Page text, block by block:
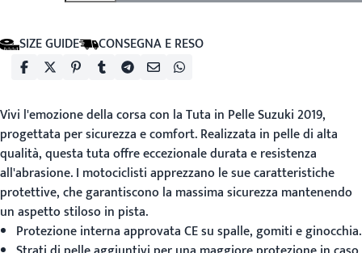
SIZE GUIDE CONSEGNA E RESO
Vivi l'emozione della corsa con laTuta in Pelle Suzuki 2019,
progettata per sicurezza e comfort. Realizzata in pelle di alta
qualità, questa tuta offre eccezionale durata e resistenza
all'abrasione. I motociclisti apprezzano le sue caratteristiche
protettive, che garantiscono la massima sicurezza mantenendo
un aspetto stiloso in pista.
Protezione interna approvata CE su spalle, gomiti e ginocchia.